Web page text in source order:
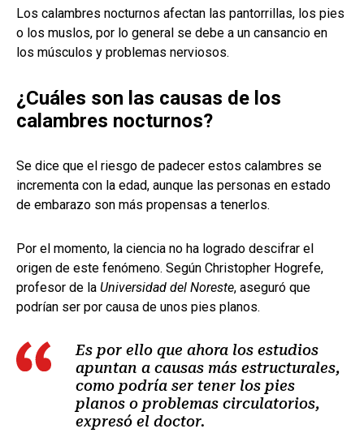
Los calambres nocturnos afectan las pantorrillas, los pies
o los muslos, por lo general se debe a un cansancio en
los músculos y problemas nerviosos.
¿Cuáles son las causas de los
calambres nocturnos?
Se dice que el riesgo de padecer estos calambres se
incrementa con la edad, aunque las personas en estado
de embarazo son más propensas a tenerlos.
Por el momento, la ciencia no ha logrado descifrar el
origen de este fenómeno. Según Christopher Hogrefe,
profesor de la Universidad del Noreste, aseguró que
podrían ser por causa de unos pies planos.
Es por ello que ahora los estudios
apuntan a causas más estructurales,
como podría ser tener los pies
planos o problemas circulatorios,
expresó el doctor.